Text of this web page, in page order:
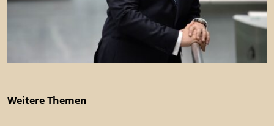
Weitere Themen